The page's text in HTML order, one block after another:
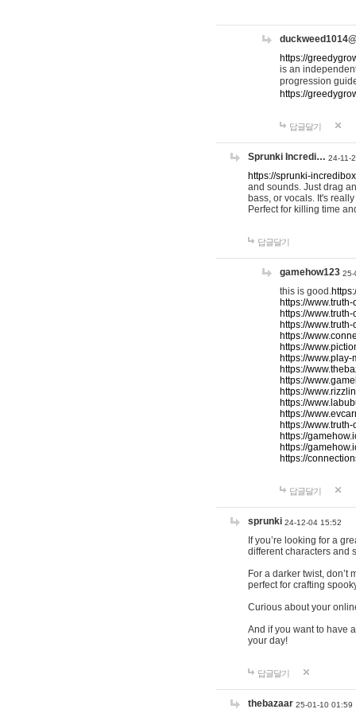
https://
is an
progression
https://
답글달기
Sprunki Incredi… 24-11-
https://sprunki-
and sounds. Just drag
bass, or vocals. It's
Perfect for killing time
답글달기
gamehow123 25-
this is good.
https://
https://
https://
https://
https://
https://
https://
https://
https://
https://
https://
https://
https://
https://
https://
답글달기
sprunki 24-12-04 15:52
If you’re looking for a
different characters and
For a darker twist, don’t
perfect for crafting
Curious about your
And if you want to have
your day!
답글달기
thebazaar 25-01-10 01:59